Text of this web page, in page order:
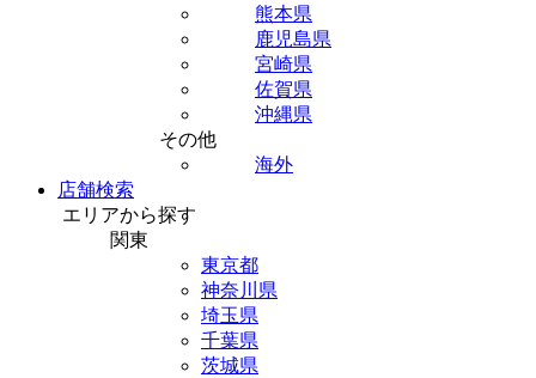
熊本県
鹿児島県
宮崎県
佐賀県
沖縄県
その他
海外
店舗検索
エリアから探す
関東
東京都
神奈川県
埼玉県
千葉県
茨城県